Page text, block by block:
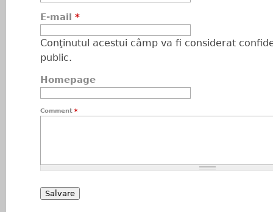
E-mail *
Conţinutul acestui câmp va fi considerat
public.
Homepage
Comment *